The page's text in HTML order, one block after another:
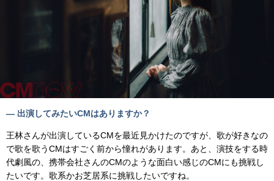
— 出演してみたいCMはありますか？
王林さんが出演しているCMを最近見かけたのですが、歌が好きなの
で歌を歌うCMはすごく前から憧れがあります。あと、演技をする時
代劇風の、携帯会社さんのCMのような面白い感じのCMにも挑戦し
たいです。歌系かお芝居系に挑戦したいですね。